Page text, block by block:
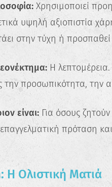
Κάνε
Χρησιμοποιεί
υψηλή αξιοπιστία
στην τύχη ή
Η λεπτομέρεια.
την προσωπικότητα, την
είναι:Για όσους
πρόταση
Η Ολιστική Ματιά